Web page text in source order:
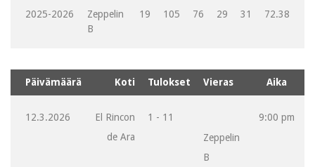
2025-2026
Zeppelin
B
19 105 76 29 31 72.38
Päivämäärä Koti Tulokset Vieras Aika
12.3.2026
El Rincon
de Ara
1 - 11
Zeppelin
B
9:00 pm